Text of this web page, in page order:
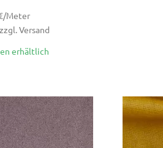
Meter
Versand
erhältlich